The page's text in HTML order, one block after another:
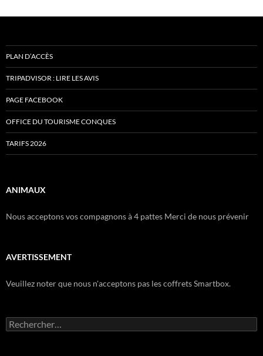
PLAN D’ACCÈS
TRIPADVISOR : LIRE LES AVIS
PAGE FACEBOOK
OFFICE DU TOURISME CONQUES
TARIFS 2026
ANIMAUX
Nous acceptons vos compagnons à 4 pattes Merci de nous prévenir
AVERTISSEMENT
Veuillez noter que nous n'acceptons pas les coffrets Smartbox.
Rechercher :